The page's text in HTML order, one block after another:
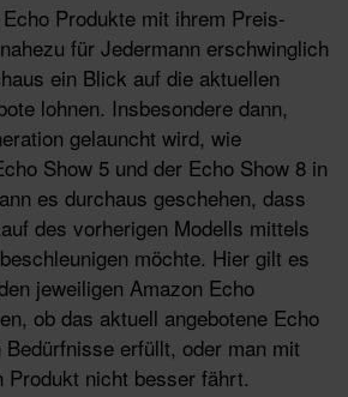
Produkte mit ihrem Preis-
für Jedermann erschwinglich
ein Blick auf die aktuellen
lohnen. Insbesondere dann,
gelauncht wird, wie
Show 5 und der Echo Show 8 in
es durchaus geschehen, dass
des vorherigen Modells mittels
möchte. Hier gilt es
jeweiligen Amazon Echo
ob das aktuell angebotene Echo
Bedürfnisse erfüllt, oder man mit
Produkt nicht besser fährt.